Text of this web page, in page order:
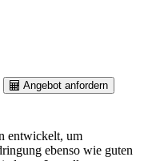
Angebot anfordern
entwickelt, um
ebenso wie guten